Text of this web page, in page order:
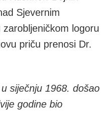
Sjevernim
logoru
priču prenosi Dr.
siječnju 1968. došao
godine bio